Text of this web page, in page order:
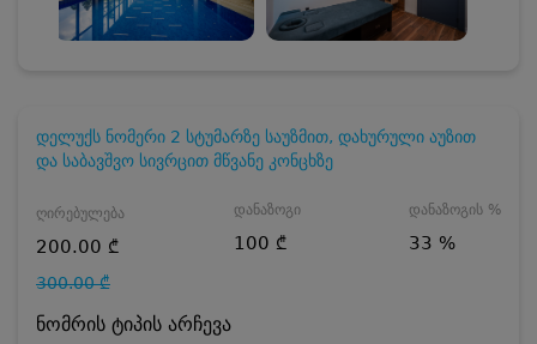
დელუქს ნომერი 2 სტუმარზე საუზმით, დახურული აუზით
და საბავშვო სივრცით მწვანე კონცხზე
ღირებულება
200.00 ₾
300.00 ₾
დანაზოგი
100 ₾
დანაზოგის %
33 %
ნომრის ტიპის არჩევა